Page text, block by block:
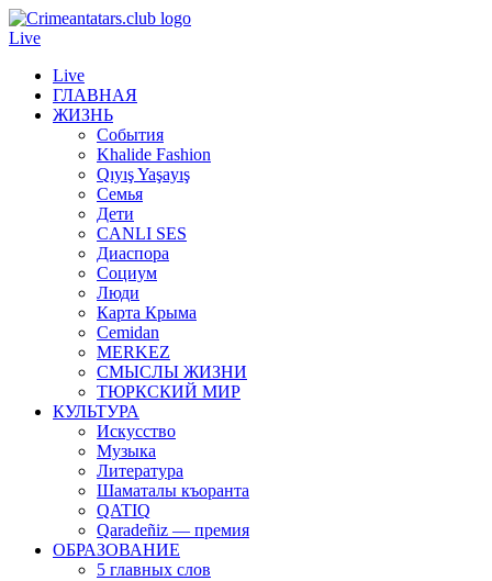
Live
Live
ГЛАВНАЯ
ЖИЗНЬ
События
Khalide Fashion
Qıyış Yaşayış
Семья
Дети
CANLI SES
Диаспора
Социум
Люди
Карта Крыма
Cemidan
МERKEZ
СМЫСЛЫ ЖИЗНИ
ТЮРКСКИЙ МИР
КУЛЬТУРА
Искусство
Музыка
Литература
Шаматалы къоранта
QATIQ
Qaradeñiz — премия
ОБРАЗОВАНИЕ
5 главных слов